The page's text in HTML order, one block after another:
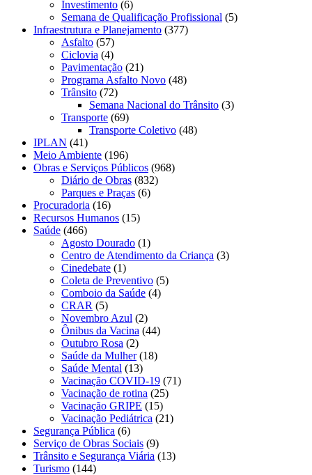
Investimento (6)
Semana de Qualificação Profissional (5)
Infraestrutura e Planejamento (377)
Asfalto (57)
Ciclovia (4)
Pavimentação (21)
Programa Asfalto Novo (48)
Trânsito (72)
Semana Nacional do Trânsito (3)
Transporte (69)
Transporte Coletivo (48)
IPLAN (41)
Meio Ambiente (196)
Obras e Serviços Públicos (968)
Diário de Obras (832)
Parques e Praças (6)
Procuradoria (16)
Recursos Humanos (15)
Saúde (466)
Agosto Dourado (1)
Centro de Atendimento da Criança (3)
Cinedebate (1)
Coleta de Preventivo (5)
Comboio da Saúde (4)
CRAR (5)
Novembro Azul (2)
Ônibus da Vacina (44)
Outubro Rosa (2)
Saúde da Mulher(18)
Saúde Mental (13)
Vacinação COVID-19 (71)
Vacinação de rotina (25)
Vacinação GRIPE (15)
Vacinação Pediátrica (21)
Segurança Pública (6)
Serviço de Obras Sociais (9)
Trânsito e Segurança Viária (13)
Turismo (144)